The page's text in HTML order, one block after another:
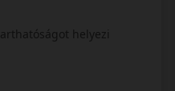
helyezi